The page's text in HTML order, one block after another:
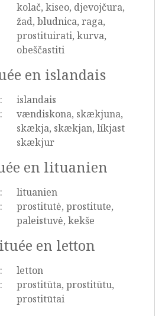
kolač, kiseo, djevojčura,
žad, bludnica, raga,
prostituirati, kurva,
obeščastiti
en islandais
islandais
vændiskona, skækjuna,
skækja, skækjan, líkjast
skækjur
en lituanien
lituanien
prostitutė, prostitute,
paleistuvė, kekše
en letton
letton
prostitūta, prostitūtu,
prostitūtai